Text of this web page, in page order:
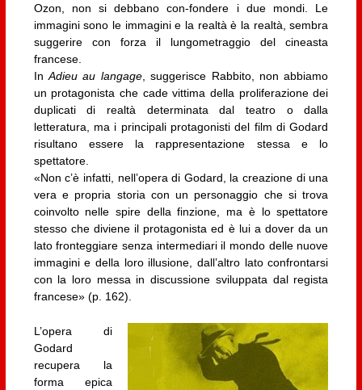
Ozon, non si debbano con-fondere i due mondi. Le
immagini sono le immagini e la realtà è la realtà, sembra
suggerire con forza il lungometraggio del cineasta
francese.
InAdieu au langage, suggerisce Rabbito, non abbiamo
un protagonista che cade vittima della proliferazione dei
duplicati di realtà determinata dal teatro o dalla
letteratura, ma i principali protagonisti del film di Godard
risultano essere la rappresentazione stessa e lo
spettatore.
«Non c’è infatti, nell’opera di Godard, la creazione di una
vera e propria storia con un personaggio che si trova
coinvolto nelle spire della finzione, ma è lo spettatore
stesso che diviene il protagonista ed è lui a dover da un
lato fronteggiare senza intermediari il mondo delle nuove
immagini e della loro illusione, dall’altro lato confrontarsi
con la loro messa in discussione sviluppata dal regista
francese» (p. 162).
L’opera di
Godard
recupera la
forma epica